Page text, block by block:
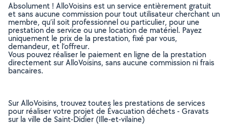
Absolument ! AlloVoisins est un service entièrement gratuit
et sans aucune commission pour tout utilisateur cherchant un
membre, qu’il soit professionnel ou particulier, pour une
prestation de service ou une location de matériel. Payez
uniquement le prix de la prestation, fixé par vous,
demandeur, et l’offreur.
Vous pouvez réaliser le paiement en ligne de la prestation
directement sur AlloVoisins, sans aucune commission ni frais
bancaires.
Sur AlloVoisins, trouvez toutes les prestations de services
pour réaliser votre projet de Évacuation déchets - Gravats
sur la ville de Saint-Didier (Ille-et-vilaine)